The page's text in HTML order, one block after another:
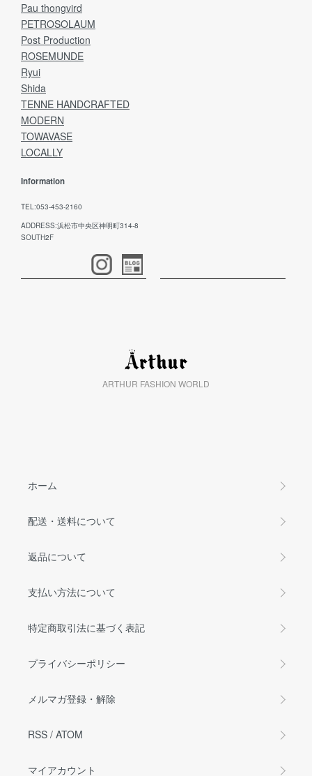
Pau thongvird
PETROSOLAUM
Post Production
ROSEMUNDE
Ryui
Shida
TENNE HANDCRAFTED
MODERN
TOWAVASE
LOCALLY
Information
TEL:053-453-2160
ADDRESS:浜松市中央区神明町314-8
SOUTH2F
ARTHUR FASHION WORLD
ホーム
配送・送料について
返品について
支払い方法について
特定商取引法に基づく表記
プライバシーポリシー
メルマガ登録・解除
RSS / ATOM
マイアカウント